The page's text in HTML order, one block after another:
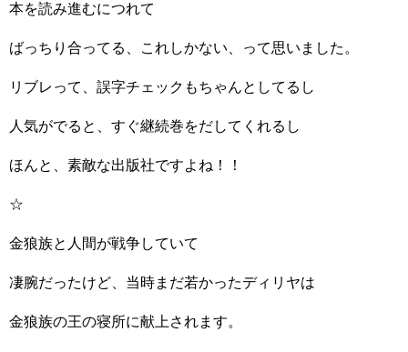
本を読み進むにつれて
ばっちり合ってる、これしかない、って思いました。
リブレって、誤字チェックもちゃんとしてるし
人気がでると、すぐ継続巻をだしてくれるし
ほんと、素敵な出版社ですよね！！
☆
金狼族と人間が戦争していて
凄腕だったけど、当時まだ若かったディリヤは
金狼族の王の寝所に献上されます。